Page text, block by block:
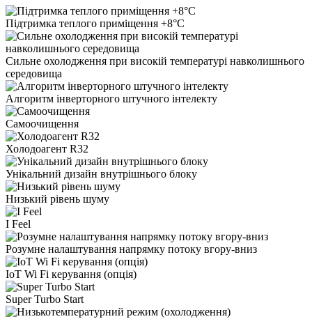
Підтримка теплого приміщення +8°C
Сильне охолодження при високій температурі навколишнього
середовища
Алгоритм інверторного штучного інтелекту
Самоочищення
Холодоагент R32
Унікальний дизайн внутрішнього блоку
Низький рівень шуму
I Feel
Розумне налаштування напрямку потоку вгору-вниз
IoT Wi Fi керування (опція)
Super Turbo Start